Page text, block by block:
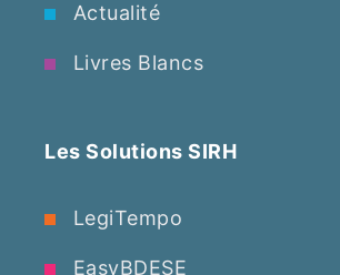
Actualité
Livres Blancs
Les Solutions SIRH
LegiTempo
EasyBDESE